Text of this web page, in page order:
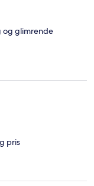
og glimrende
pris